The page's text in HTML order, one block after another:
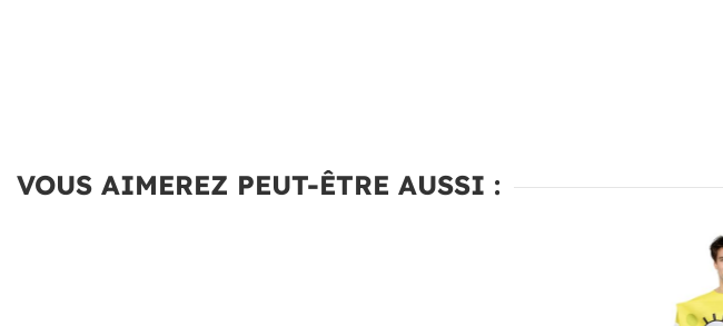
VOUS AIMEREZ PEUT-ÊTRE AUSSI :